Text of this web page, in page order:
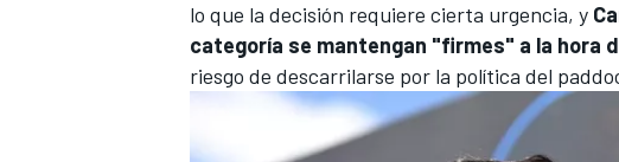
MÁS CATEGORÍAS
lo que la decisión requiere cierta urgencia, y
categoría se mantengan "firmes" a la hora
riesgo de descarrilarse por la política del